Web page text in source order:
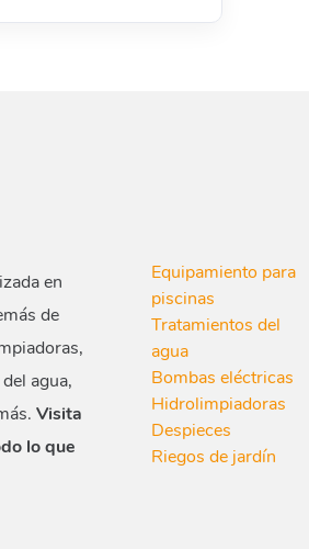
en
de
agua,
Visita
lo que
Equipamiento para
piscinas
Tratamientos del
agua
Bombas eléctricas
Hidrolimpiadoras
Despieces
Riegos de jardín